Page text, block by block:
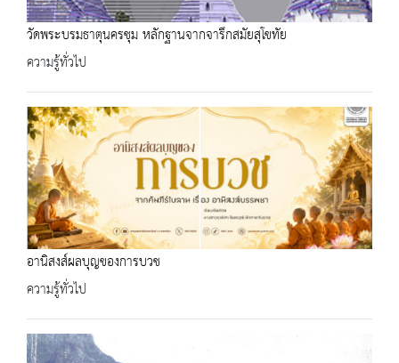
วัดพระบรมธาตุนครชุม หลักฐานจากจารึกสมัยสุโขทัย
ความรู้ทั่วไป
อานิสงส์ผลบุญของการบวช
ความรู้ทั่วไป